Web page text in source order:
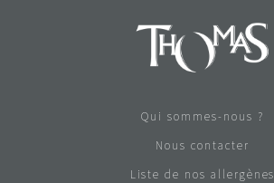
Qui sommes-nous ?
Nous contacter
Liste de nos allergènes